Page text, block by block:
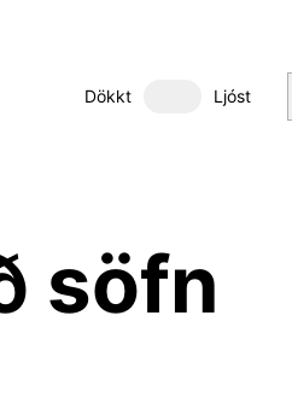
Dökkt Dökkt
Ljóst
söfn